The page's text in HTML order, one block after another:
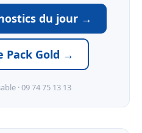
du jour →
Pack Gold →
· 09 74 75 13 13